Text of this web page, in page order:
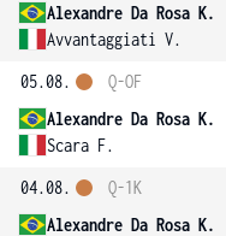
Alexandre Da Rosa K.
Avvantaggiati V.
05.08.
Alexandre Da Rosa K.
Scara F.
Q-OF
04.08.
Alexandre Da Rosa K.
Q-1K